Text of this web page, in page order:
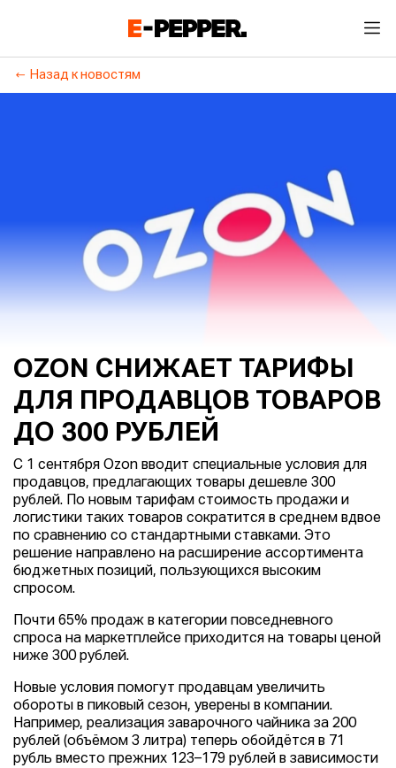
Назад к новостям
OZON СНИЖАЕТ ТАРИФЫ
ДЛЯ ПРОДАВЦОВ ТОВАРОВ
ДО 300 РУБЛЕЙ
С 1 сентября Ozon вводит специальные условия для
продавцов, предлагающих товары дешевле 300
рублей. По новым тарифам стоимость продажи и
логистики таких товаров сократится в среднем вдвое
по сравнению со стандартными ставками. Это
решение направлено на расширение ассортимента
бюджетных позиций, пользующихся высоким
спросом.
Почти 65% продаж в категории повседневного
спроса на маркетплейсе приходится на товары ценой
ниже 300 рублей.
Новые условия помогут продавцам увеличить
обороты в пиковый сезон, уверены в компании.
Например, реализация заварочного чайника за 200
рублей (объёмом 3 литра) теперь обойдётся в 71
рубль вместо прежних 123–179 рублей в зависимости